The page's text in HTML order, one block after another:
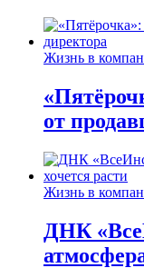
Жизнь в
от
Жизнь в
ДНК